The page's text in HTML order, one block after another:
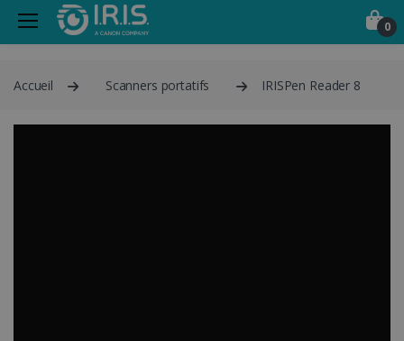
0
Accueil Scanners portatifs IRISPen Reader 8